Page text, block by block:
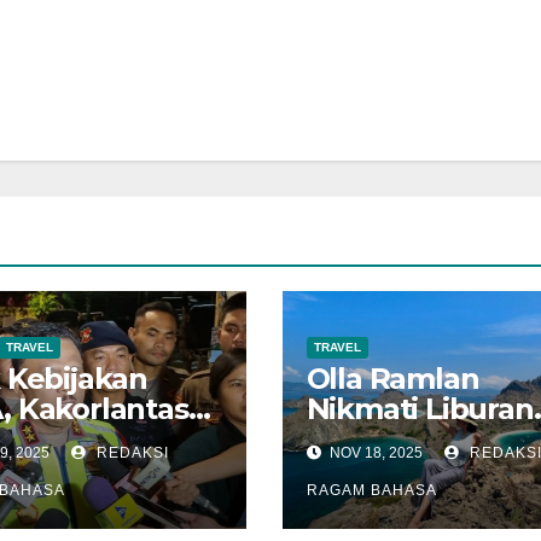
TRAVEL
Kakorlantas
Puncak
Balik Nataru
ke 4
2025 REDAKSI
TRAVEL
Olla Ramlan
Nikmati Liburan
Bernuansa Laut
Labuan Bajo
NOV 18, 2025 REDAKSI
RAGAM BAHASA